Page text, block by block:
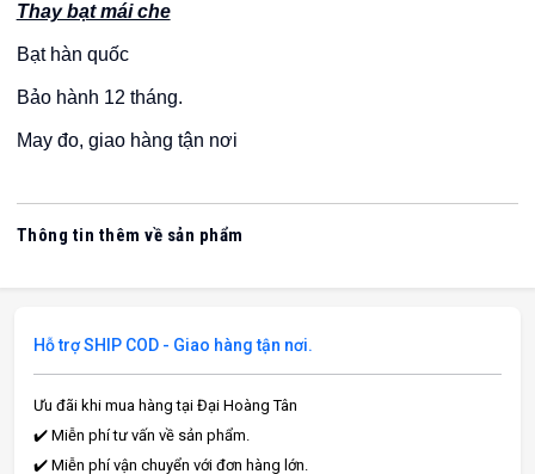
Thay bạt mái che
Bạt hàn quốc
Bảo hành 12 tháng.
May đo, giao hàng tận nơi
Thông tin thêm về sản phẩm
Hỗ trợ SHIP COD - Giao hàng tận nơi.
Ưu đãi khi mua hàng tại Đại Hoàng Tân
✔️ Miễn phí tư vấn về sản phẩm.
✔️ Miễn phí vận chuyển với đơn hàng lớn.